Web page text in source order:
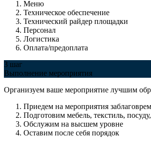
Меню
Техническое обеспечение
Технический райдер площадки
Персонал
Логистика
Оплата/предоплата
3 шаг
Выполнение мероприятия
Организуем ваше мероприятие лучшим
Приедем на мероприятия
Подготовим мебель, текстиль,
Обслужим на высшем уровне
Оставим после себя порядок